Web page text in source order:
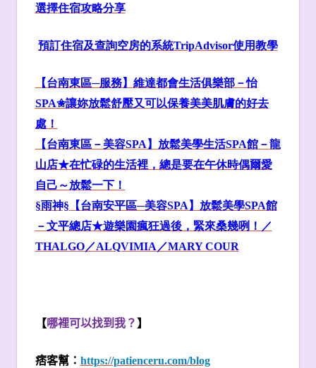
選擇住宿攻略分享
預訂住宿及查詢空房的系統TripAdvisor使用教學
【台南東區─服務】 維達都會生活俱樂部－怡
SPA✬讓妳放鬆舒壓又可以保養美美肌膚的好去
處！
【台南東區－美容SPA】 放鬆美學生活SPA館－龍
山店★在忙碌的生活裡，總是要在午休時偶爾愛
自己～放鬆一下！
§雨神§【台南安平區─美容SPA】放鬆美學SPA館
－文平總店★遊樂園瘋狂過後，緊來桑幾咧！／
THALGO／ALQVIMIA／MARY COUR
【哪裡可以找到我？ 】
痞客幫： https://patienceru.com/blog